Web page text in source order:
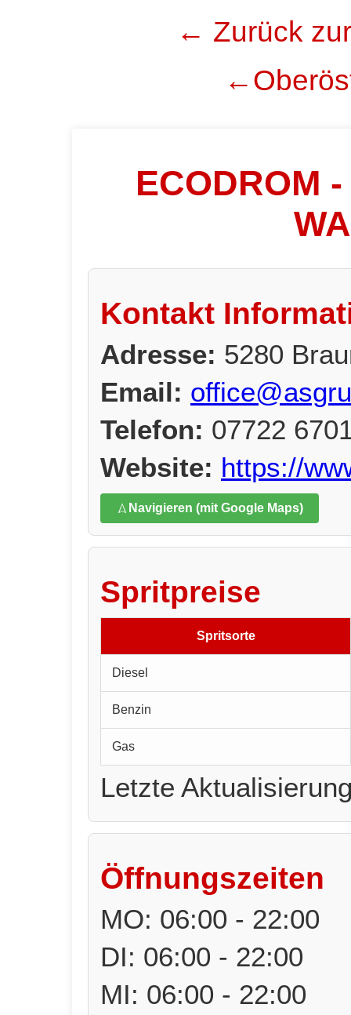
← Zurück
ECODROM
Kontakt
Adresse: 5280
Email:
Telefon: 07722
Website: https://
Navigieren (mit Google Maps)
Spritpreise
Spritsorte
Diesel
Benzin
Gas
Letzte
Öffnungszeiten
MO: 06:00 - 22:00
DI: 06:00 - 22:00
MI: 06:00 - 22:00